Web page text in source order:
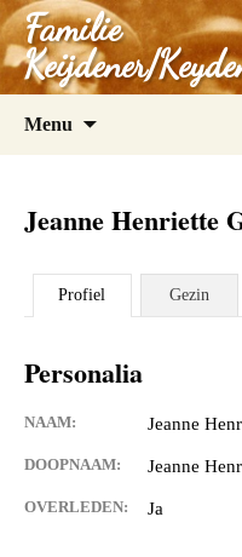
Familie
Keijdener/
Menu
Jeanne Henriette
Profiel Gezin
Personalia
NAAM: Jeanne
DOOPNAAM: Jeanne
OVERLEDEN: Ja